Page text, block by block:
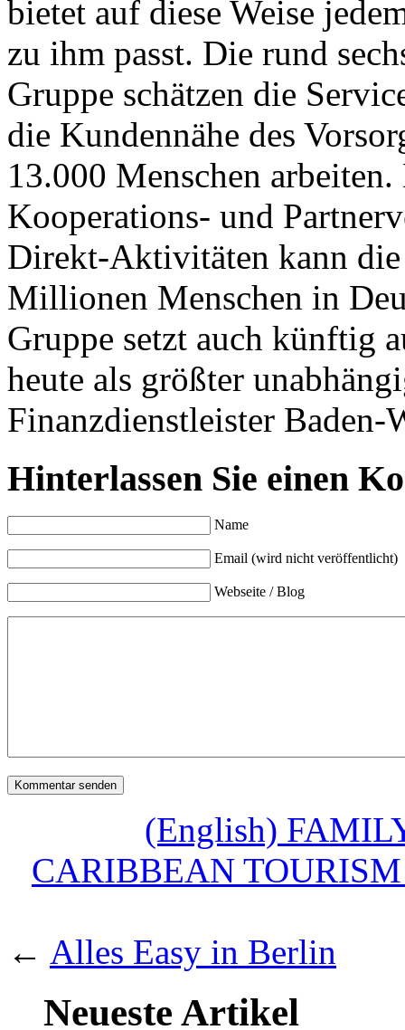
bietet auf diese Weise
zu ihm passt. Die rund
Gruppe schätzen die
die Kundennähe des
13.000 Menschen
Kooperations- und
Direkt-Aktivitäten kann
Millionen Menschen in
Gruppe setzt auch künftig
heute als größter
Finanzdienstleister Baden-
Hinterlassen Sie einen
Name
Email (wird nicht veröffentlicht)
Webseite / Blog
(English)
CARIBBEAN
← Alles Easy in Berlin
Neueste Artikel